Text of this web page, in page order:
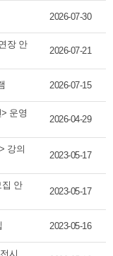
2026-07-30
장 안
2026-07-21
2026-07-15
운영
2026-04-29
강의
2023-05-17
안
2023-05-17
2023-05-16
시